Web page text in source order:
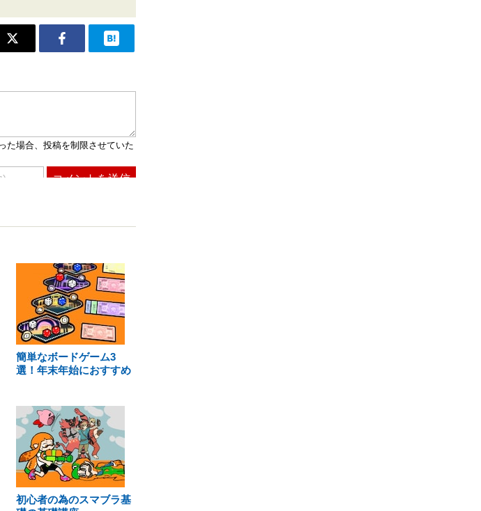
簡単なボードゲーム3
選！年末年始におすすめ
初心者の為のスマブラ基